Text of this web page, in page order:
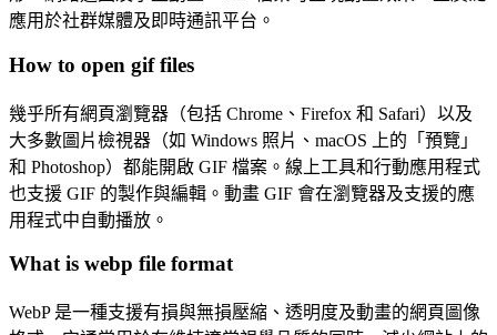
應用於社群媒體及即時通訊平台。
How to open gif files
幾乎所有網頁瀏覽器（包括 Chrome、Firefox 和 Safari）以及
大多數圖片檢視器（如 Windows 照片、macOS 上的「預覽」
和 Photoshop）都能開啟 GIF 檔案。線上工具和行動應用程式
也支援 GIF 的製作與編輯。動畫 GIF 會在瀏覽器及支援的應
用程式中自動播放。
What is webp file format
WebP 是一種支援有損與無損壓縮、透明度及動畫的網頁圖像